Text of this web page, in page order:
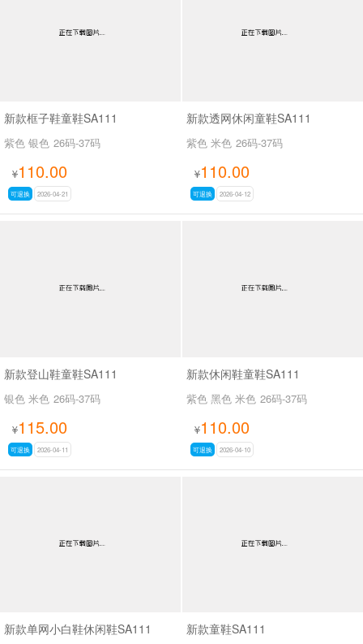
新款框子鞋童鞋SA111
紫色 银色 26码-37码
¥110.00
可退换 2026-04-21
新款透网休闲童鞋SA111
紫色 米色 26码-37码
¥110.00
可退换 2026-04-12
新款登山鞋童鞋SA111
银色 米色 26码-37码
¥115.00
可退换 2026-04-11
新款休闲鞋童鞋SA111
紫色 黑色 米色 26码-37码
¥110.00
可退换 2026-04-10
新款单网小白鞋休闲鞋SA111 新款童鞋SA111